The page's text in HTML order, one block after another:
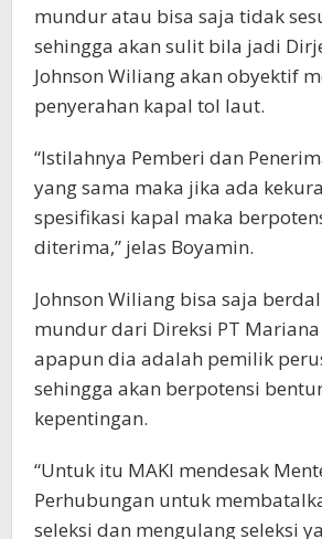
mundur atau bisa saja tidak
sehingga akan sulit bila jadi
Johnson Wiliang akan obyektif
penyerahan kapal tol laut.
“Istilahnya Pemberi dan
yang sama maka jika ada
spesifikasi kapal maka
diterima,” jelas Boyamin.
Johnson Wiliang bisa saja
mundur dari Direksi PT
apapun dia adalah pemilik
sehingga akan berpotensi
kepentingan.
“Untuk itu MAKI mendesak
Perhubungan untuk
seleksi dan mengulang seleksi